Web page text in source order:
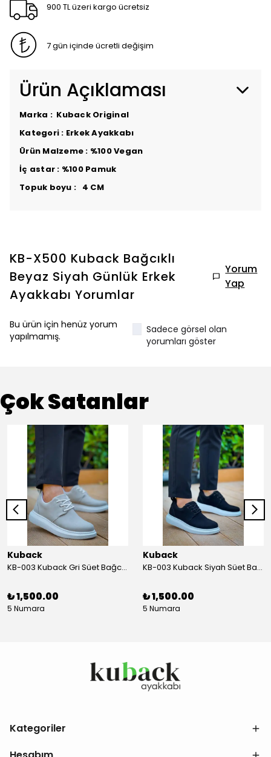
900 TL üzeri kargo ücretsiz
7 gün içinde ücretli değişim
Ürün Açıklaması
Marka : Kuback Original
Kategori : Erkek Ayakkabı
Ürün Malzeme : %100 Vegan
İç astar : %100 Pamuk
Topuk boyu : 4 CM
KB-X500 Kuback Bağcıklı
Beyaz Siyah Günlük Erkek
Ayakkabı Yorumlar
Yorum
Yap
Bu ürün için henüz yorum
yapılmamış.
Sadece görsel olan
yorumları göster
Çok Satanlar
Kuback
KB-003 Kuback Gri Süet Bağcıklı Günlük Erkek Ayakkabı
₺ 1,500.00
5 Numara
Kuback
KB-003 Kuback Siyah Süet Bağcıklı Günlük Erkek Ayakkabı
₺ 1,500.00
5 Numara
Kategoriler